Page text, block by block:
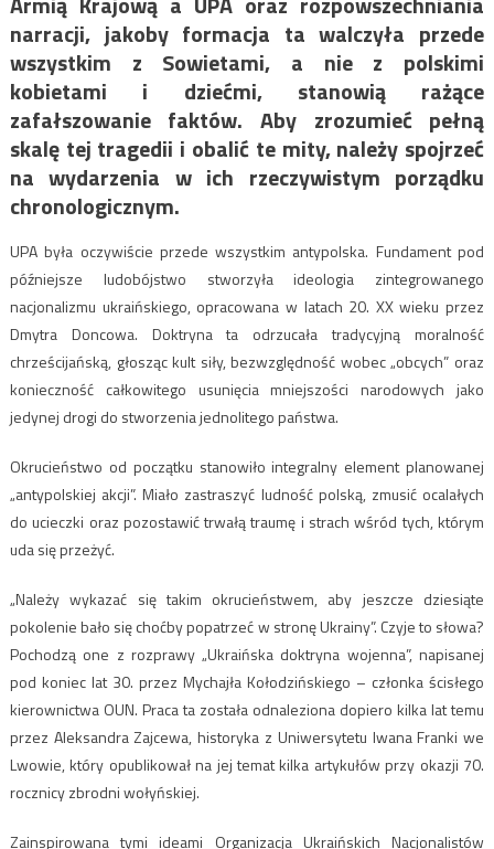
narracji, jakoby formacja ta walczyła przede
wszystkim z Sowietami, a nie z polskimi
kobietami i dziećmi, stanowią rażące
zafałszowanie faktów. Aby zrozumieć pełną
skalę tej tragedii i obalić te mity, należy spojrzeć
na wydarzenia w ich rzeczywistym porządku
chronologicznym.
UPA była oczywiście przede wszystkim antypolska. Fundament pod
późniejsze ludobójstwo stworzyła ideologia zintegrowanego
nacjonalizmu ukraińskiego, opracowana w latach 20. XX wieku przez
Dmytra Doncowa. Doktryna ta odrzucała tradycyjną moralność
chrześcijańską, głosząc kult siły, bezwzględność wobec „obcych” oraz
konieczność całkowitego usunięcia mniejszości narodowych jako
jedynej drogi do stworzenia jednolitego państwa.
Okrucieństwo od początku stanowiło integralny element planowanej
„antypolskiej akcji”. Miało zastraszyć ludność polską, zmusić ocalałych
do ucieczki oraz pozostawić trwałą traumę i strach wśród tych, którym
uda się przeżyć.
„Należy wykazać się takim okrucieństwem, aby jeszcze dziesiąte
pokolenie bało się choćby popatrzeć w stronę Ukrainy”. Czyje to słowa?
Pochodzą one z rozprawy „Ukraińska doktryna wojenna”, napisanej
pod koniec lat 30. przez Mychajła Kołodzińskiego – członka ścisłego
kierownictwa OUN. Praca ta została odnaleziona dopiero kilka lat temu
przez Aleksandra Zajcewa, historyka z Uniwersytetu Iwana Franki we
Lwowie, który opublikował na jej temat kilka artykułów przy okazji 70.
rocznicy zbrodni wołyńskiej.
Zainspirowana tymi ideami Organizacja Ukraińskich Nacjonalistów